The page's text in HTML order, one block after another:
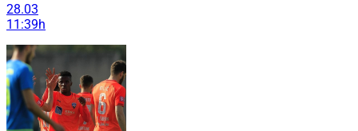
28.03
11:39h